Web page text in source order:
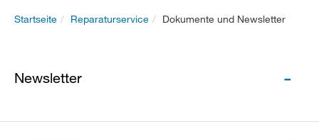
Startseite Reparaturservice Dokumente und Newsletter
Newsletter